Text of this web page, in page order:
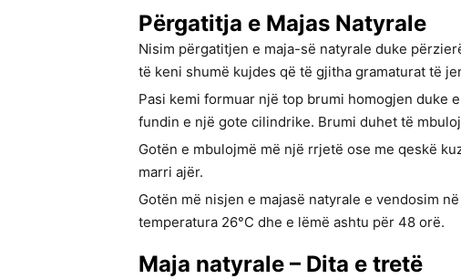
Përgatitja e Majas Natyrale
Nisim përgatitjen e maja-së natyrale duke
të keni shumë kujdes që të gjitha gramaturat të
Pasi kemi formuar një top brumi homogjen duke
fundin e një gote cilindrike. Brumi duhet të
Gotën e mbulojmë më një rrjetë ose me qeskë
marri ajër.
Gotën më nisjen e majasë natyrale e vendosim
temperatura 26°C dhe e lëmë ashtu për 48 orë.
Maja natyrale – Dita e tretë